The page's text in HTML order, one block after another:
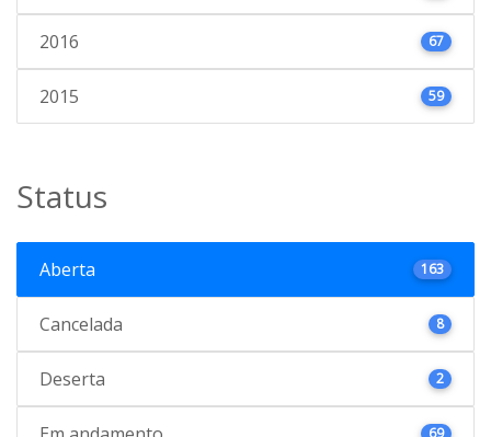
2016 67
2015 59
Status
Aberta 163
Cancelada 8
Deserta 2
69